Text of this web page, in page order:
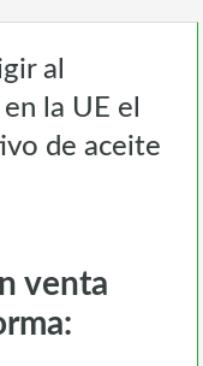
al
la UE el
de aceite
venta